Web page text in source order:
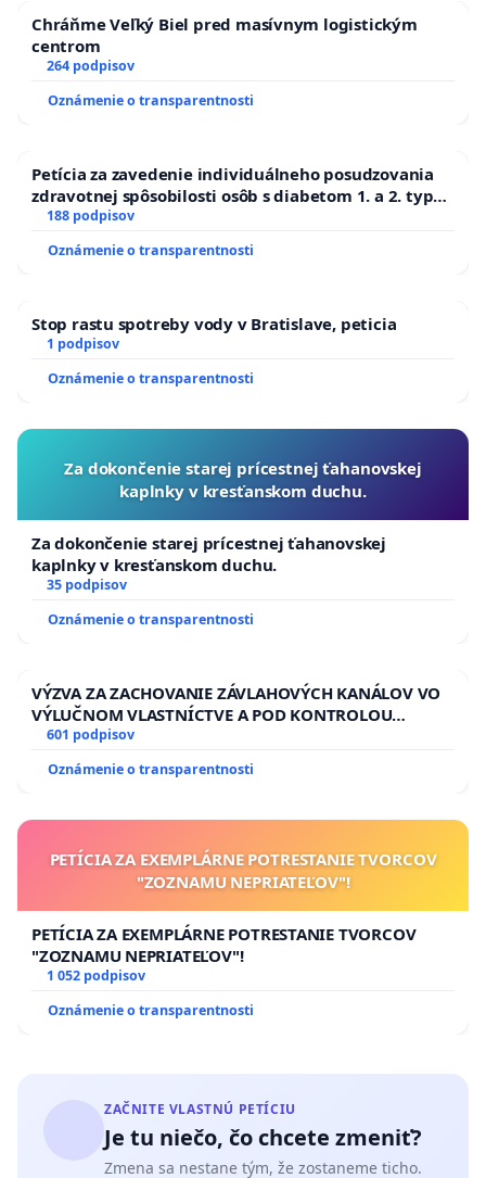
Chráňme Veľký Biel pred masívnym logistickým
centrom
264 podpisov
Oznámenie o transparentnosti
Petícia za zavedenie individuálneho posudzovania
zdravotnej spôsobilosti osôb s diabetom 1. a 2. typu
pri prijímaní do Policajného zboru SR
188 podpisov
Oznámenie o transparentnosti
Stop rastu spotreby vody v Bratislave, peticia
1 podpisov
Oznámenie o transparentnosti
Za dokončenie starej prícestnej ťahanovskej
kaplnky v kresťanskom duchu.
Za dokončenie starej prícestnej ťahanovskej
kaplnky v kresťanskom duchu.
35 podpisov
Oznámenie o transparentnosti
VÝZVA ZA ZACHOVANIE ZÁVLAHOVÝCH KANÁLOV VO
VÝLUČNOM VLASTNÍCTVE A POD KONTROLOU
SLOVENSKEJ REPUBLIKY & žiadosť na riešenie
zanedbaného stavu závlahových a odvodňovacích
kanálov na Slovensku
601 podpisov
Oznámenie o transparentnosti
PETÍCIA ZA EXEMPLÁRNE POTRESTANIE TVORCOV
"ZOZNAMU NEPRIATEĽOV"!
PETÍCIA ZA EXEMPLÁRNE POTRESTANIE TVORCOV
"ZOZNAMU NEPRIATEĽOV"!
1 052 podpisov
Oznámenie o transparentnosti
ZAČNITE VLASTNÚ PETÍCIU
Je tu niečo, čo chcete zmeniť?
Zmena sa nestane tým, že zostaneme ticho.